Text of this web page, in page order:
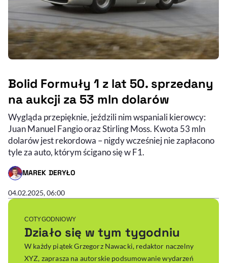
Bolid Formuły 1 z lat 50. sprzedany
na aukcji za 53 mln dolarów
Wygląda przepięknie, jeździli nim wspaniali kierowcy:
Juan Manuel Fangio oraz Stirling Moss. Kwota 53 mln
dolarów jest rekordowa – nigdy wcześniej nie zapłacono
tyle za auto, którym ścigano się w F1.
MAREK DERYŁO
- AUTOR ARTYKUŁU - PROFIL
04.02.2025, 06:00